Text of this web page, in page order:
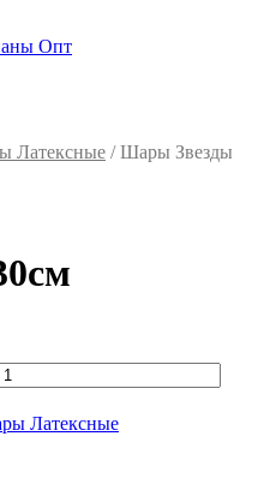
Опт
Латексные / Шары Звезды
Латексные